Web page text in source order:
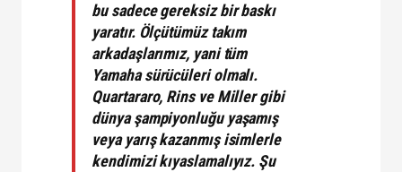
bu sadece gereksiz bir baskı
yaratır. Ölçütümüz takım
arkadaşlarımız, yani tüm
Yamaha sürücüleri olmalı.
Quartararo, Rins ve Miller gibi
dünya şampiyonluğu yaşamış
veya yarış kazanmış isimlerle
kendimizi kıyaslamalıyız. Şu